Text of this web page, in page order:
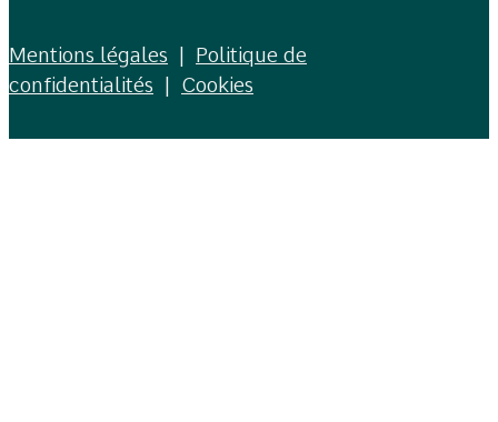
Mentions légales | Politique de
confidentialités | Cookies